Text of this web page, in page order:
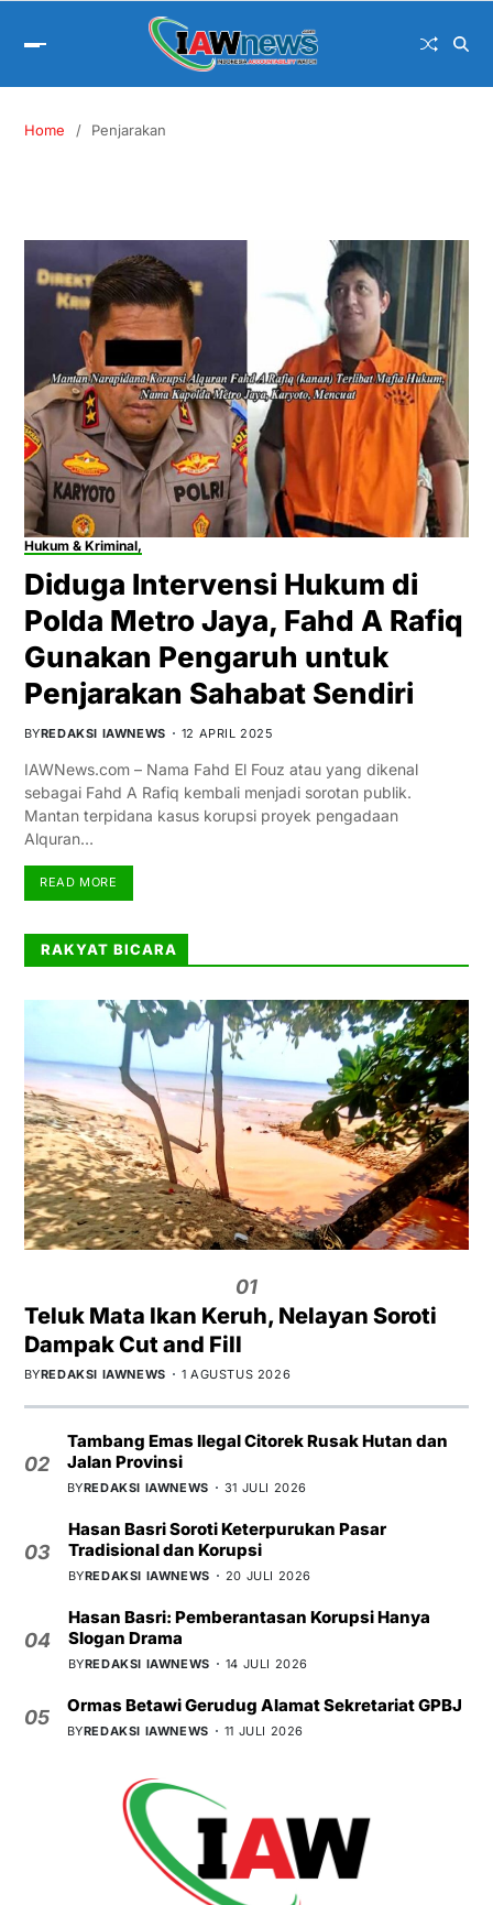
Home Penjarakan
Hukum & Kriminal,
Diduga Intervensi Hukum di
Polda Metro Jaya, Fahd A Rafiq
Gunakan Pengaruh untuk
Penjarakan Sahabat Sendiri
BYREDAKSI IAWNEWS 12 APRIL 2025
IAWNews.com – Nama Fahd El Fouz atau yang dikenal
sebagai Fahd A Rafiq kembali menjadi sorotan publik.
Mantan terpidana kasus korupsi proyek pengadaan
Alquran…
READ MORE
RAKYAT BICARA
01
Teluk Mata Ikan Keruh, Nelayan Soroti
Dampak Cut and Fill
BYREDAKSI IAWNEWS 1 AGUSTUS 2026
02
Tambang Emas Ilegal Citorek Rusak Hutan dan
Jalan Provinsi
BYREDAKSI IAWNEWS 31 JULI 2026
03
Hasan Basri Soroti Keterpurukan Pasar
Tradisional dan Korupsi
BYREDAKSI IAWNEWS 20 JULI 2026
04
Hasan Basri: Pemberantasan Korupsi Hanya
Slogan Drama
BYREDAKSI IAWNEWS 14 JULI 2026
05
Ormas Betawi Gerudug Alamat Sekretariat GPBJ
BYREDAKSI IAWNEWS 11 JULI 2026